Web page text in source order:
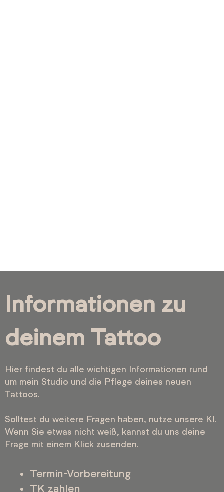
Informationen zu
deinem Tattoo
Hier findest du alle wichtigen Informationen rund
um mein Studio und die Pflege deines neuen
Tattoos.
Solltest du weitere Fragen haben, nutze unsere KI.
Wenn Sie etwas nicht weiß, kannst du uns deine
Frage mit einem Klick zusenden.
Termin-Vorbereitung
TK zahlen